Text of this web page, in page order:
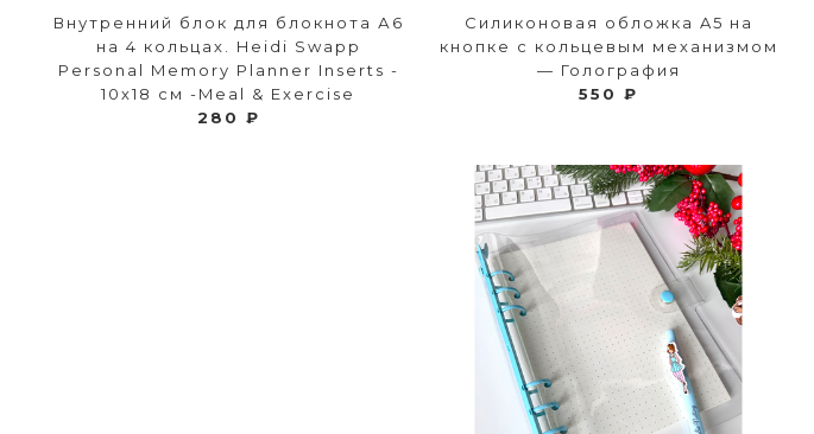
Внутренний блок для блокнота А6
на 4 кольцах. Heidi Swapp
Personal Memory Planner Inserts -
10х18 см -Meal & Exercise
280 ₽
Силиконовая обложка A5 на
кнопке с кольцевым механизмом
— Голография
550 ₽